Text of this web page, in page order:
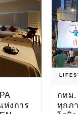
ห่งการ
กทม.
ทุกภ